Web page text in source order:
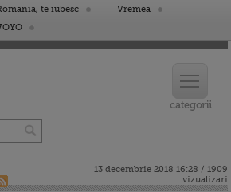
te iubesc
Vremea
13 decembrie 2018 16:28 / 1909
vizualizari